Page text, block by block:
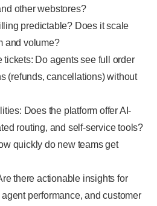
other webstores?
predictable? Does it scale
and volume?
Do agents see full order
(refunds, cancellations) without
Does the platform offer AI-
routing, and self-service tools?
quickly do new teams get
there actionable insights for
performance, and customer